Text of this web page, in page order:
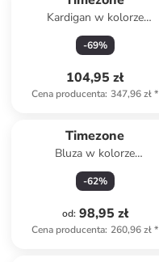
Kardigan w kolorze
antracytowym
-69%
104,95 zł
Cena producenta: 347,96 zł*
Timezone
Bluza w kolorze
antracytowym
-62%
od: 98,95 zł
Cena producenta: 260,96 zł*